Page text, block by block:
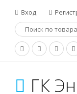
Вход
ГК